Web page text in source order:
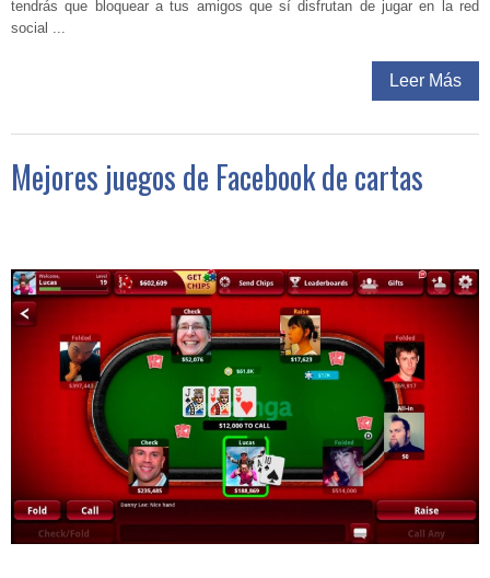
tendrás que bloquear a tus amigos que sí disfrutan de jugar en la red
social ...
Leer Más
Mejores juegos de Facebook de cartas